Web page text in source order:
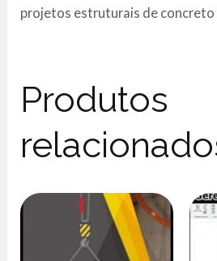
projetos estruturais de concreto
Produtos